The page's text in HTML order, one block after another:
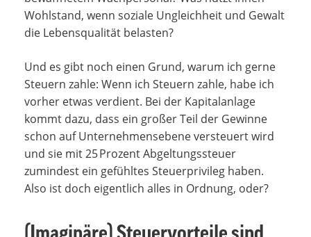
Wohlstand, wenn soziale Ungleichheit und Gewalt
die Lebensqualität belasten?
Und es gibt noch einen Grund, warum ich gerne
Steuern zahle: Wenn ich Steuern zahle, habe ich
vorher etwas verdient. Bei der Kapitalanlage
kommt dazu, dass ein großer Teil der Gewinne
schon auf Unternehmensebene versteuert wird
und sie mit 25 Prozent Abgeltungssteuer
zumindest ein gefühltes Steuerprivileg haben.
Also ist doch eigentlich alles in Ordnung, oder?
(Imaginäre) Steuervorteile sind